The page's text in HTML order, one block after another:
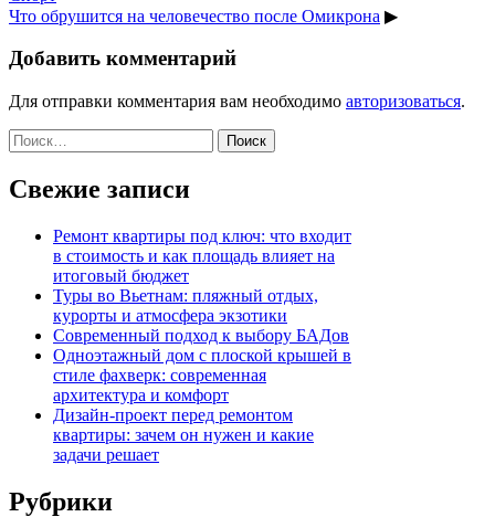
Что обрушится на человечество после Омикрона ▶
Добавить комментарий
Для отправки комментария вам необходимо авторизоваться.
Найти:
Свежие записи
Ремонт квартиры под ключ: что входит
в стоимость и как площадь влияет на
итоговый бюджет
Туры во Вьетнам: пляжный отдых,
курорты и атмосфера экзотики
Современный подход к выбору БАДов
Одноэтажный дом с плоской крышей в
стиле фахверк: современная
архитектура и комфорт
Дизайн-проект перед ремонтом
квартиры: зачем он нужен и какие
задачи решает
Рубрики